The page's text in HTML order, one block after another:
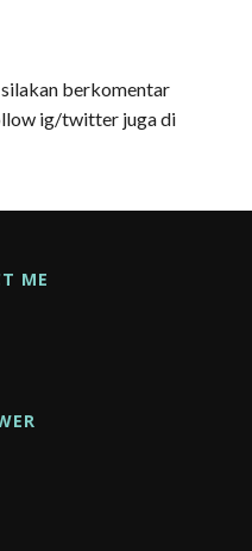
berkomentar
ig/twitter juga di
ME